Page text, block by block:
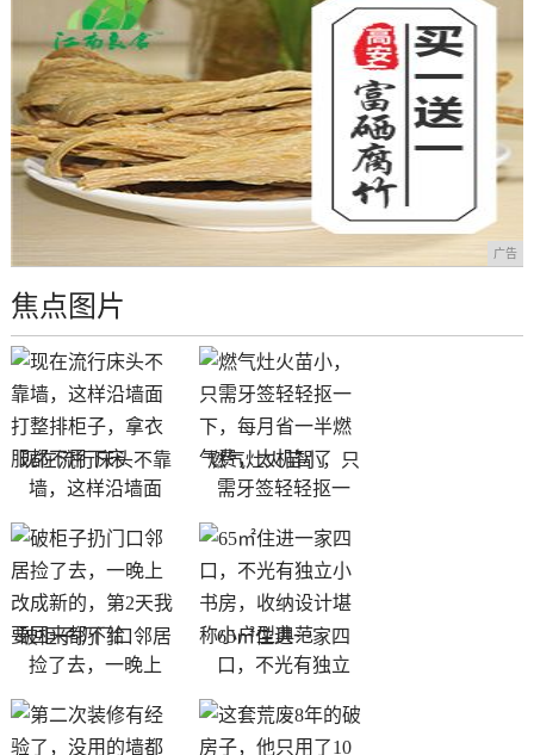
广告
焦点图片
现在流行床头不靠
墙，这样沿墙面
燃气灶火苗小，只
需牙签轻轻抠一
破柜子扔门口邻居
捡了去，一晚上
65㎡住进一家四
口，不光有独立